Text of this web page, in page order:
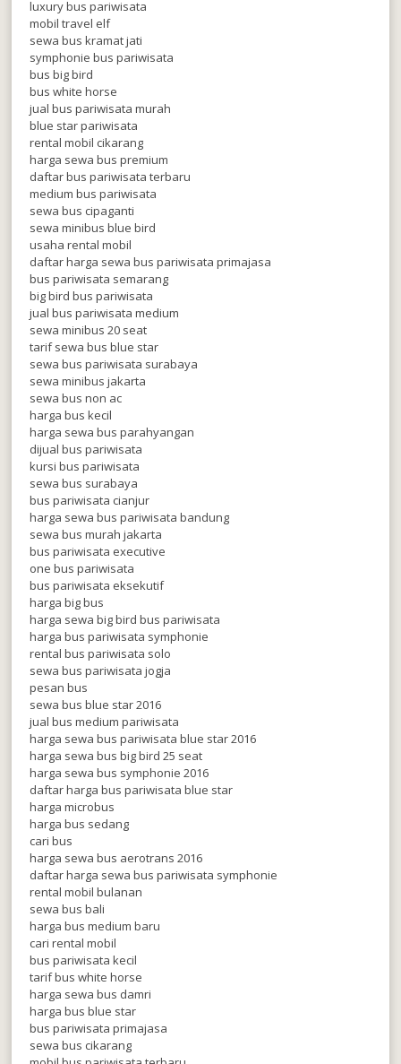
luxury bus pariwisata
mobil travel elf
sewa bus kramat jati
symphonie bus pariwisata
bus big bird
bus white horse
jual bus pariwisata murah
blue star pariwisata
rental mobil cikarang
harga sewa bus premium
daftar bus pariwisata terbaru
medium bus pariwisata
sewa bus cipaganti
sewa minibus blue bird
usaha rental mobil
daftar harga sewa bus pariwisata primajasa
bus pariwisata semarang
big bird bus pariwisata
jual bus pariwisata medium
sewa minibus 20 seat
tarif sewa bus blue star
sewa bus pariwisata surabaya
sewa minibus jakarta
sewa bus non ac
harga bus kecil
harga sewa bus parahyangan
dijual bus pariwisata
kursi bus pariwisata
sewa bus surabaya
bus pariwisata cianjur
harga sewa bus pariwisata bandung
sewa bus murah jakarta
bus pariwisata executive
one bus pariwisata
bus pariwisata eksekutif
harga big bus
harga sewa big bird bus pariwisata
harga bus pariwisata symphonie
rental bus pariwisata solo
sewa bus pariwisata jogja
pesan bus
sewa bus blue star 2016
jual bus medium pariwisata
harga sewa bus pariwisata blue star 2016
harga sewa bus big bird 25 seat
harga sewa bus symphonie 2016
daftar harga bus pariwisata blue star
harga microbus
harga bus sedang
cari bus
harga sewa bus aerotrans 2016
daftar harga sewa bus pariwisata symphonie
rental mobil bulanan
sewa bus bali
harga bus medium baru
cari rental mobil
bus pariwisata kecil
tarif bus white horse
harga sewa bus damri
harga bus blue star
bus pariwisata primajasa
sewa bus cikarang